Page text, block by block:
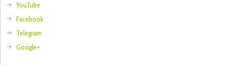
YouTube
Facebook
Telegram
Google+